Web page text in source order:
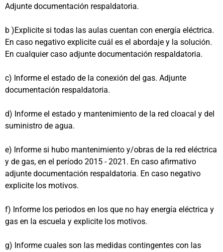
Adjunte documentación respaldatoria.
b )Explicite si todas las aulas cuentan con energía eléctrica.
En caso negativo explicite cuál es el abordaje y la solución.
En cualquier caso adjunte documentación respaldatoria.
c) Informe el estado de la conexión del gas. Adjunte
documentación respaldatoria.
d) Informe el estado y mantenimiento de la red cloacal y del
suministro de agua.
e) Informe si hubo mantenimiento y/obras de la red eléctrica
y de gas, en el período 2015 - 2021. En caso afirmativo
adjunte documentación respaldatoria. En caso negativo
explicite los motivos.
f) Informe los periodos en los que no hay energía eléctrica y
gas en la escuela y explicite los motivos.
g) Informe cuales son las medidas contingentes con las